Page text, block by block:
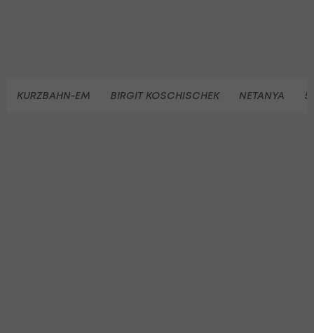
KURZBAHN-EM BIRGIT KOSCHISCHEK NETANYA